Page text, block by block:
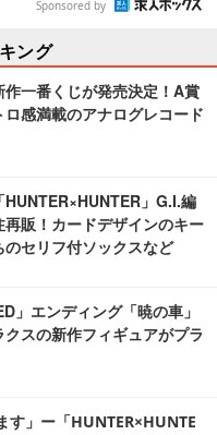
Sponsored by
ング
作一番くじが発売決定！A賞
感満載のアナログレコード
HUNTER×HUNTER」G.I.編
販！カードデザインのキー
セリフ付ソックスなど
」エンディング「暁の車」
スの新作フィギュアがプラ
す」ー「HUNTER×HUNTE